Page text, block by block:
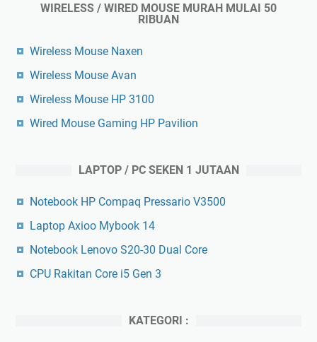
WIRELESS / WIRED MOUSE MURAH MULAI 50
RIBUAN
Wireless Mouse Naxen
Wireless Mouse Avan
Wireless Mouse HP 3100
Wired Mouse Gaming HP Pavilion
LAPTOP / PC SEKEN 1 JUTAAN
Notebook HP Compaq Pressario V3500
Laptop Axioo Mybook 14
Notebook Lenovo S20-30 Dual Core
CPU Rakitan Core i5 Gen 3
KATEGORI :